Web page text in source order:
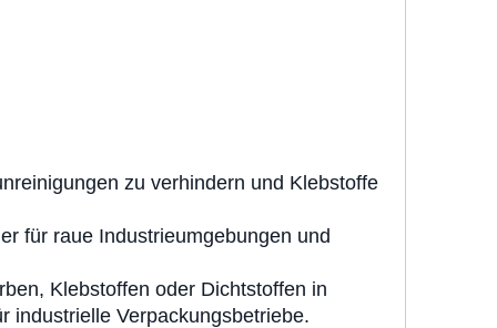
zu verhindern und Klebstoffe
für raue Industrieumgebungen und
Klebstoffen oder Dichtstoffen in
industrielle Verpackungsbetriebe.